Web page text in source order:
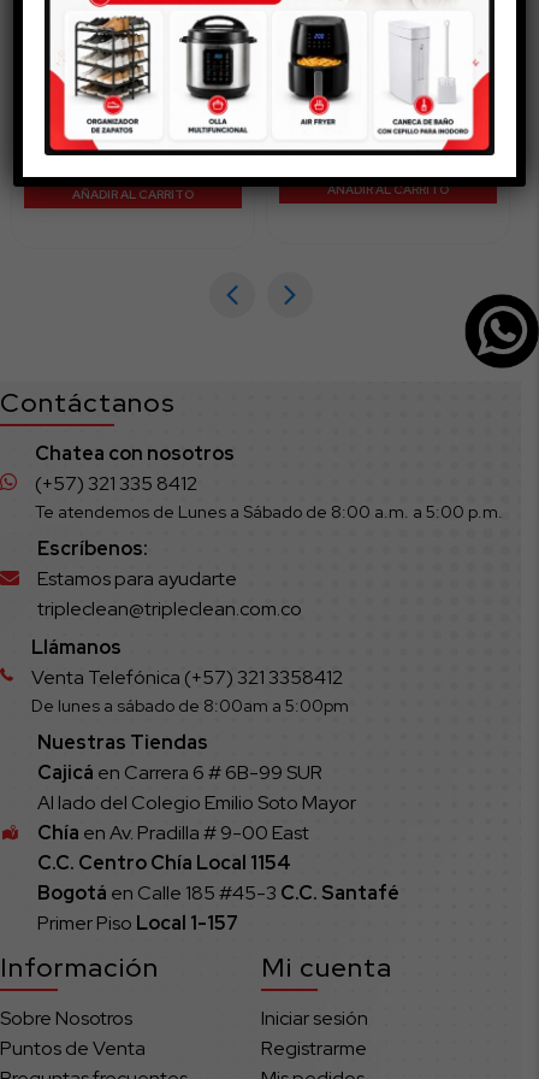
Limpiavidrios Pequeño
$11.900
AÑADIR AL CARRITO
Repuesto de Mopa de
Algodón 60 cm
$19.900
AÑADIR AL CARRITO
Contáctanos
Chatea con nosotros
(+57) 321 335 8412
Te atendemos de Lunes a Sábado de 8:00 a.m. a 5:00 p.m.
Escríbenos:
Estamos para ayudarte
tripleclean@tripleclean.com.co
Llámanos
Venta Telefónica (+57) 321 3358412
De lunes a sábado de 8:00am a 5:00pm
Nuestras Tiendas
Cajicá en Carrera 6 # 6B-99 SUR
Al lado del Colegio Emilio Soto Mayor
Chía en Av. Pradilla # 9-00 East
C.C. Centro Chía Local 1154
Bogotá en Calle 185 #45-3 C.C. Santafé
Primer Piso Local 1-157
Información
Sobre Nosotros
Puntos de Venta
Mi cuenta
Iniciar sesión
Registrarme